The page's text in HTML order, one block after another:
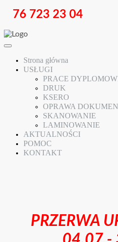
76 723 23 04
Strona główna
USŁUGI
PRACE
DRUK
KSERO
OPRAWA
SKANOWANIE
LAMINOWANIE
AKTUALNOŚCI
POMOC
KONTAKT
PRZERWA